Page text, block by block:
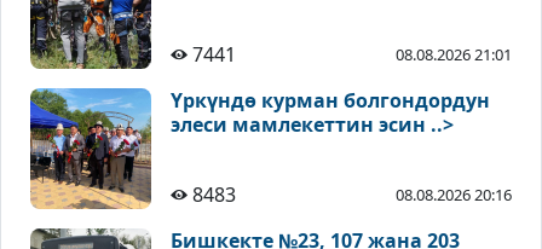
7441 08.08.2026 21:01
Үркүндө курман болгондордун
элеси мамлекеттин эсин ..>
8483 08.08.2026 20:16
Бишкекте №23, 107 жана 203